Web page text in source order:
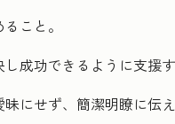
こと。
成功できるように支援す
にせず、簡潔明瞭に伝え